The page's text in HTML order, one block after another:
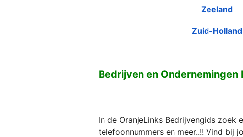
Zeeland
Zuid-Holland
Bedrijven en Ondernemingen
In de OranjeLinks Bedrijvengids zoek
telefoonnummers en meer..!! Vind bij